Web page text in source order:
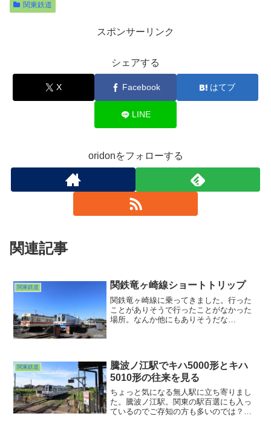
関東鉄道
スポンサーリンク
シェアする
X Facebook はてブ
LINE
oridonをフォローする
関連記事
関東鉄道 関鉄竜ヶ崎線ショートトリップ
関鉄竜ヶ崎線に乗ってきました。行った
ことがありそうで行ったことがなかった
場所。なんか他にもありそうだな
関東鉄道
騰波ノ江駅でキハ5000形とキハ
5010形の往来を見る
ちょっと気になる無人駅に立ち寄りまし
た。騰波ノ江駅。関東の駅百選にも入っ
ているのでご存知の方も多いのでは？駅